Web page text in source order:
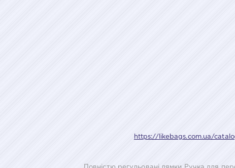
https://likebags.com.ua/